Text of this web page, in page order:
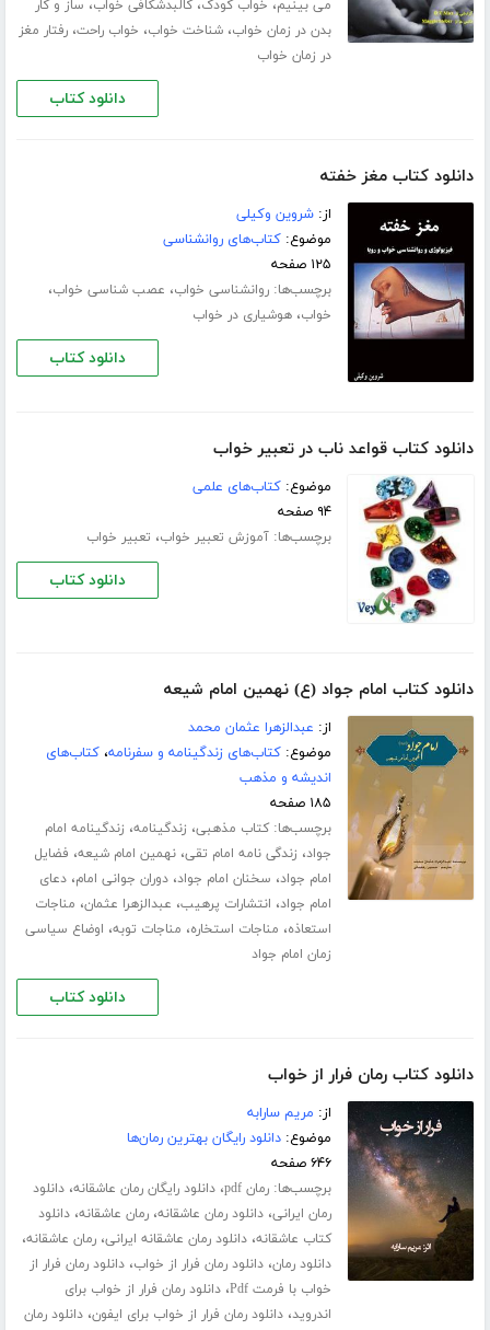
می بینیم، خواب کودک،کالبدشکافی خواب، ساز و کار
بدن در زمان خواب،شناخت خواب، خواب راحت،رفتار مغز
در زمان خواب
دانلود کتاب
دانلود کتاب مغز خفته
از:شروین وکیلی
موضوع:کتاب‌های روانشناسی
۱۲۵ صفحه
برچسب‌ها:روانشناسی خواب، عصب شناسی خواب،
خواب،هوشیاری در خواب
دانلود کتاب
دانلود کتاب قواعد ناب در تعبیر خواب
موضوع:کتاب‌های علمی
۹۴ صفحه
برچسب‌ها:آموزش تعبیر خواب، تعبیر خواب
دانلود کتاب
دانلود کتاب امام جواد (ع) نهمین امام شیعه
از: عبدالزهرا عثمان محمد
موضوع:کتاب‌های زندگینامه و سفرنامه،کتاب‌های
اندیشه و مذهب
۱۸۵ صفحه
برچسب‌ها:کتاب مذهبی، زندگینامه، زندگینامه امام
جواد، زندگی نامه امام تقی،نهمین امام شیعه، فضایل
امام جواد، سخنان امام جواد،دوران جوانی امام،دعای
امام جواد، انتشارات پرهیب، عبدالزهرا عثمان، مناجات
استعاذه، مناجات استخاره، مناجات توبه، اوضاع سیاسی
زمان امام جواد
دانلود کتاب
دانلود کتاب رمان فرار از خواب
از: مریم سارابه
موضوع:دانلود رایگان بهترین رمان‌ها
۶۴۶ صفحه
برچسب‌ها:رمان pdf ،دانلود رایگان رمان عاشقانه،دانلود
رمان ایرانی،دانلود رمان عاشقانه،رمان عاشقانه،دانلود
کتاب عاشقانه،دانلود رمان عاشقانه ایرانی،رمان عاشقانه،
دانلود رمان،دانلود رمان فرار از خواب،دانلود رمان فرار از
خواب با فرمت Pdf
،دانلود رمان فرار از خواب برای
اندروید،دانلود رمان فرار از خواب برای ایفون،دانلود رمان